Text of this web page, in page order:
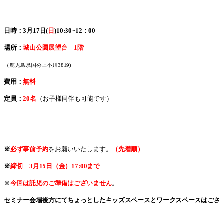
日時：3月17 日( 日 )10:30~12：00
場所： 城山公園展望台 1階
（鹿児島県国分上小川3819)
費用： 無料
定員： 20名 （お子様同伴も可能です）
※必ず事前予約をお願いいたします。 （先着順）
※締切 3月15日（金）17:00まで
※今回は託児のご準備はございません。
セミナー会場後方にてちょっとしたキッズスペースとワークスペースはござ